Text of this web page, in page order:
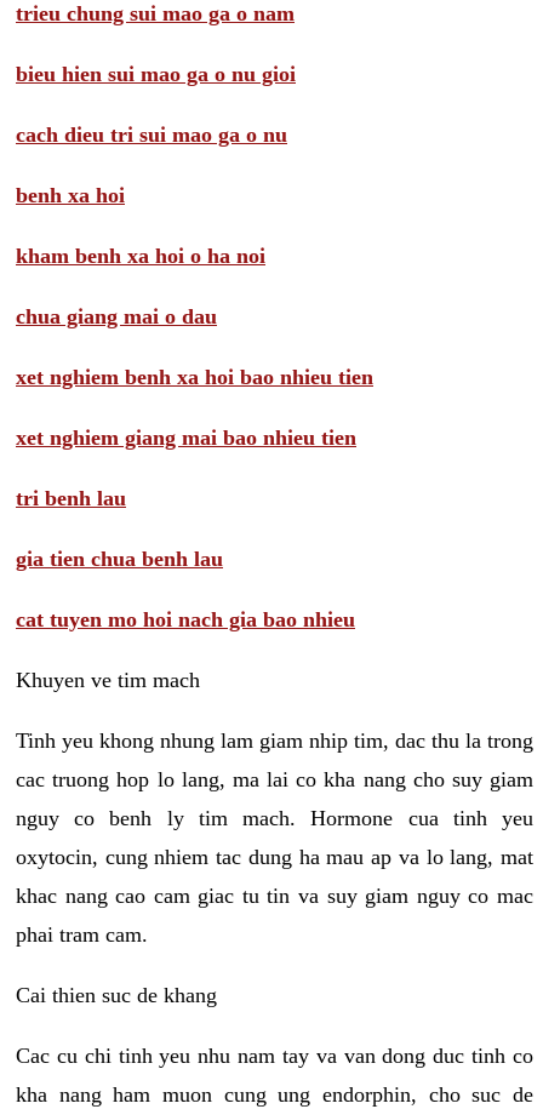
trieu chung sui mao ga o nam
bieu hien sui mao ga o nu gioi
cach dieu tri sui mao ga o nu
benh xa hoi
kham benh xa hoi o ha noi
chua giang mai o dau
xet nghiem benh xa hoi bao nhieu tien
xet nghiem giang mai bao nhieu tien
tri benh lau
gia tien chua benh lau
cat tuyen mo hoi nach gia bao nhieu
Khuyen ve tim mach
Tinh yeu khong nhung lam giam nhip tim, dac thu la trong
cac truong hop lo lang, ma lai co kha nang cho suy giam
nguy co benh ly tim mach. Hormone cua tinh yeu
oxytocin, cung nhiem tac dung ha mau ap va lo lang, mat
khac nang cao cam giac tu tin va suy giam nguy co mac
phai tram cam.
Cai thien suc de khang
Cac cu chi tinh yeu nhu nam tay va van dong duc tinh co
kha nang ham muon cung ung endorphin, cho suc de